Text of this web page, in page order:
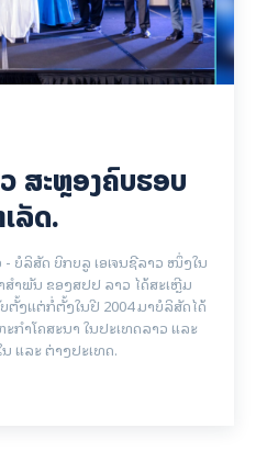
ສະຫຼອງຄົບຮອບ
ລັດ.
ບໍລິສັດ ບິກບລູ ເອເຈນຊີລາວ ໜຶ່ງໃນ
ຳພັນ ຂອງສປປ ລາວ ໄດ້ສະເຫຼີມ
ຕັ້ງແຕ່ກໍ່ຕັ້ງໃນປີ 2004 ມາບໍລິສັດໄດ້
ກຳໂຄສະນາ ໃນປະເທດລາວ ແລະ
ແລະ ຕ່າງປະເທດ.